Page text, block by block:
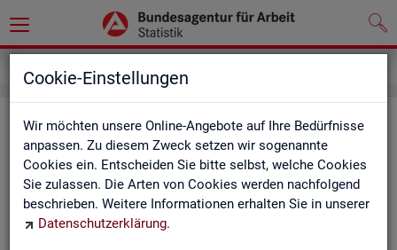
Cookie-Einstellungen
Wir möchten unsere Online-Angebote auf Ihre Bedürfnisse
anpassen. Zu diesem Zweck setzen wir sogenannte
Cookies ein. Entscheiden Sie bitte selbst, welche Cookies
Sie zulassen. Die Arten von Cookies werden nachfolgend
beschrieben. Weitere Informationen erhalten Sie in unserer
Datenschutzerklärung.
Ser­vice
Die Sta­tis­tik derBAbie­tet ein brei­tes An­ge­bot an Pro­duk­ten
und Son­der­aus­wer­tung (nachBe­darf). Haben Sie Fra­gen,
einen spe­zi­el­len Da­ten­wunsch oder möch­ten uns ein Feed­
back zu un­se­ren Pro­duk­ten geben, dann schau­en Sie auf den